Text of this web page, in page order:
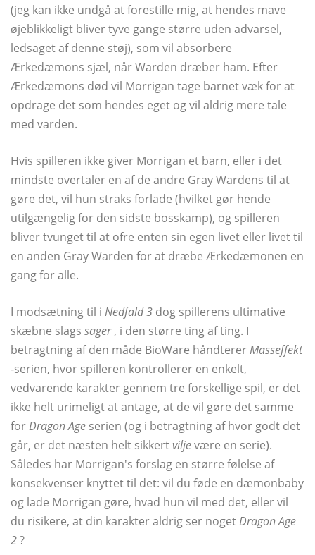
(jeg kan ikke undgå at forestille mig, at hendes mave
øjeblikkeligt bliver tyve gange større uden advarsel,
ledsaget af denne støj), som vil absorbere
Ærkedæmons sjæl, når Warden dræber ham. Efter
Ærkedæmons død vil Morrigan tage barnet væk for at
opdrage det som hendes eget og vil aldrig mere tale
med varden.
Hvis spilleren ikke giver Morrigan et barn, eller i det
mindste overtaler en af ​​de andre Gray Wardens til at
gøre det, vil hun straks forlade (hvilket gør hende
utilgængelig for den sidste bosskamp), og spilleren
bliver tvunget til at ofre enten sin egen livet eller livet til
en anden Gray Warden for at dræbe Ærkedæmonen en
gang for alle.
I modsætning til i Nedfald 3 dog spillerens ultimative
skæbne slags sager, i den større ting af ting. I
betragtning af den måde BioWare håndtererMasseffekt
-serien, hvor spilleren kontrollerer en enkelt,
vedvarende karakter gennem tre forskellige spil, er det
ikke helt urimeligt at antage, at de vil gøre det samme
forDragon Age serien (og i betragtning af hvor godt det
går, er det næsten helt sikkertviljevære en serie).
Således har Morrigan's forslag en større følelse af
konsekvenser knyttet til det: vil du føde en dæmonbaby
og lade Morrigan gøre, hvad hun vil med det, eller vil
du risikere, at din karakter aldrig ser nogetDragon Age
2?